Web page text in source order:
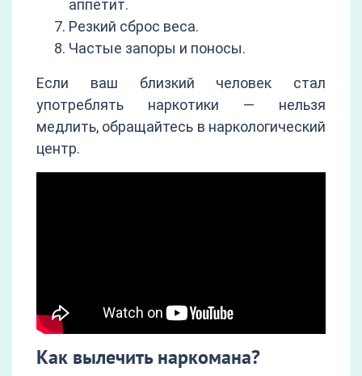
аппетит.
Резкий сброс веса.
Частые запоры и поносы.
Если ваш близкий человек стал
употреблять наркотики — нельзя
медлить, обращайтесь в наркологический
центр.
Как вылечить наркомана?